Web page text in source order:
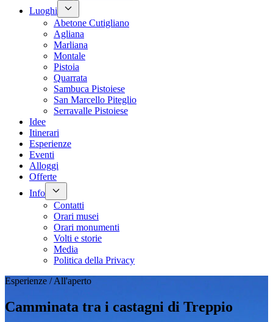
Luoghi
Abetone Cutigliano
Agliana
Marliana
Montale
Pistoia
Quarrata
Sambuca Pistoiese
San Marcello Piteglio
Serravalle Pistoiese
Idee
Itinerari
Esperienze
Eventi
Alloggi
Offerte
Info
Contatti
Orari musei
Orari monumenti
Volti e storie
Media
Politica della Privacy
Esperienze / All'aperto
Camminata tra i castagni di Treppio